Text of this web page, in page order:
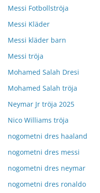
Messi Fotbollströja
Messi Kläder
Messi kläder barn
Messi tröja
Mohamed Salah Dresi
Mohamed Salah tröja
Neymar Jr tröja 2025
Nico Williams tröja
nogometni dres haaland
nogometni dres messi
nogometni dres neymar
nogometni dres ronaldo